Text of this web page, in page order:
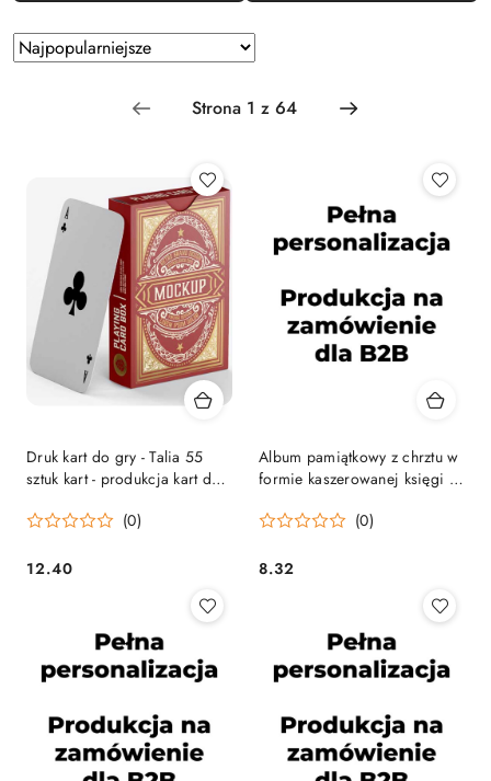
Zastosowano
sortowanie:
Najpopularniejsze.
Sortuj
według
Druk kart do gry - Talia 55
sztuk kart - produkcja kart do
(0)
Cena:
12.40
Album pamiątkowy z chrztu w
formie kaszerowanej księgi z
(0)
Cena:
8.32